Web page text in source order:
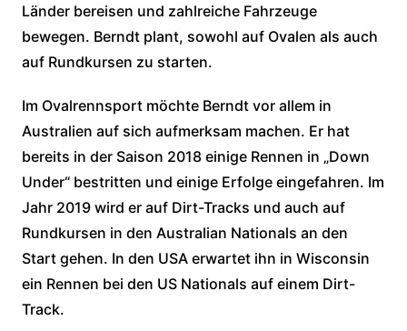
Länder bereisen und zahlreiche Fahrzeuge
bewegen. Berndt plant, sowohl auf Ovalen als auch
auf Rundkursen zu starten.
Im Ovalrennsport möchte Berndt vor allem in
Australien auf sich aufmerksam machen. Er hat
bereits in der Saison 2018 einige Rennen in „Down
Under“ bestritten und einige Erfolge eingefahren. Im
Jahr 2019 wird er auf Dirt-Tracks und auch auf
Rundkursen in den Australian Nationals an den
Start gehen. In den USA erwartet ihn in Wisconsin
ein Rennen bei den US Nationals auf einem Dirt-
Track.